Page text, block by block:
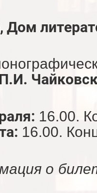
Дом
16.00.
16.00.
о